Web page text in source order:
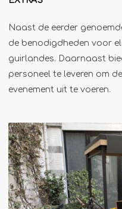
Naast de eerder
de benodigdheden voor
guirlandes. Daarnaast
personeel te leveren om
evenement uit te voeren.